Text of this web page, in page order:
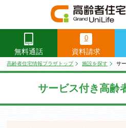
無料通話
0
資料請求
高齢者住宅情報プラザトップ 施設を探す サ
サービス付き高齢